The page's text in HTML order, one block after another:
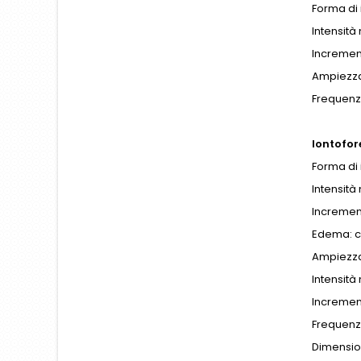
Forma
Intensità
Forma
Intensità
Edema:
Intensità